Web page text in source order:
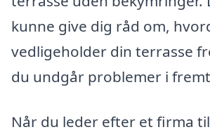
kunne give dig råd om,
vedligeholder din terrasse
du undgår problemer i
Når du leder efter et firma